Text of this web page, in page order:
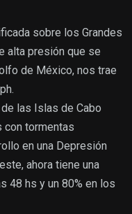
sobre los Grandes
alta presión que se
de México, nos trae
las Islas de Cabo
con tormentas
en una Depresión
ahora tiene una
48 hs y un 80% en los